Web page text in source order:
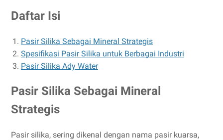
Daftar Isi
Pasir Silika Sebagai Mineral Strategis
Spesifikasi Pasir Silika untuk Berbagai Industri
Pasir Silika Ady Water
Pasir Silika Sebagai Mineral
Strategis
Pasir silika, sering dikenal dengan nama pasir kuarsa,